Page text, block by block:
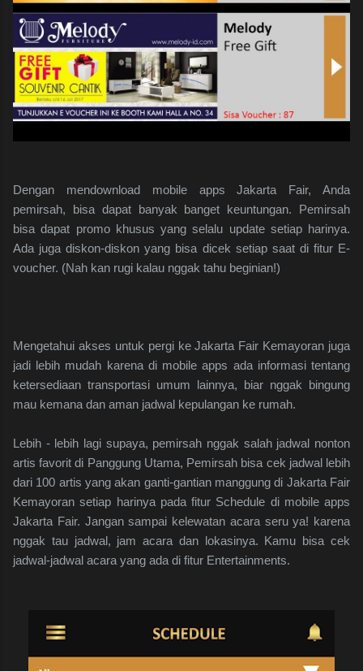
Dengan mendownload mobile apps Jakarta Fair, Anda
pemirsah, bisa dapat banyak banget keuntungan. Pemirsah
bisa dapat promo khusus yang selalu update setiap harinya.
Ada juga diskon-diskon yang bisa dicek setiap saat di fitur E-
voucher. (Nah kan rugi kalau nggak tahu beginian!)
Mengetahui akses untuk pergi ke Jakarta Fair Kemayoran juga
jadi lebih mudah karena di mobile apps ada informasi tentang
ketersediaan transportasi umum lainnya, biar nggak bingung
mau kemana dan aman jadwal kepulangan ke rumah.
Lebih - lebih lagi supaya, pemirsah nggak salah jadwal nonton
artis favorit di Panggung Utama, Pemirsah bisa cek jadwal lebih
dari 100 artis yang akan ganti-gantian manggung di Jakarta Fair
Kemayoran setiap harinya pada fitur Schedule di mobile apps
Jakarta Fair. Jangan sampai kelewatan acara seru ya! karena
nggak tau jadwal, jam acara dan lokasinya. Kamu bisa cek
jadwal-jadwal acara yang ada di fitur Entertainments.